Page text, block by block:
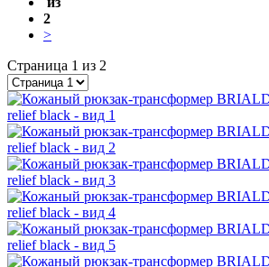
2
>
Страница 1 из 2